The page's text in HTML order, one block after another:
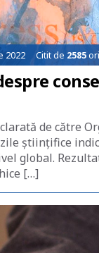
2022 Citit de 2585ori
de către
științifice
global.
[…]